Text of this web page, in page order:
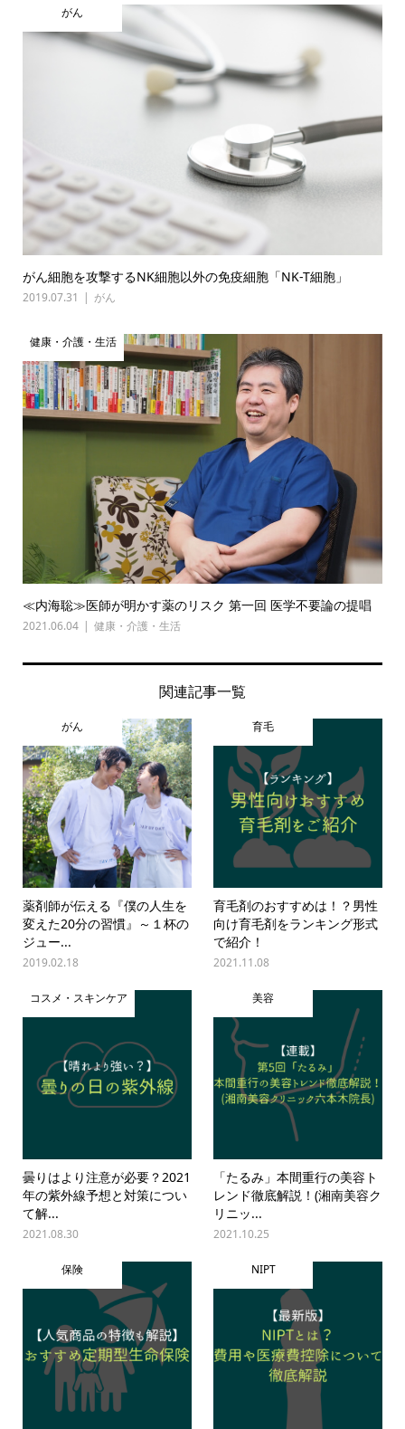
がん
がん細胞を攻撃するNK細胞以外の免疫細胞「NK-T細胞」
2019.07.31 がん
健康・介護・生活
≪内海聡≫医師が明かす薬のリスク 第一回 医学不要論の提唱
2021.06.04 健康・介護・生活
関連記事一覧
がん
薬剤師が伝える『僕の人生を
変えた20分の習慣』～１杯の
ジュー...
2019.02.18
育毛
育毛剤のおすすめは！？男性
向け育毛剤をランキング形式
で紹介！
2021.11.08
コスメ・スキンケア
曇りはより注意が必要？2021
年の紫外線予想と対策につい
て解...
2021.08.30
美容
「たるみ」本間重行の美容ト
レンド徹底解説！(湘南美容ク
リニッ...
2021.10.25
保険 NIPT